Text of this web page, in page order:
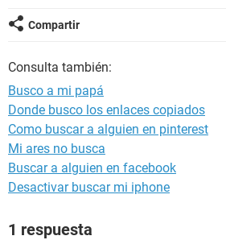
Compartir
Consulta también:
Busco a mi papá
Donde busco los enlaces copiados
Como buscar a alguien en pinterest
Mi ares no busca
Buscar a alguien en facebook
Desactivar buscar mi iphone
1 respuesta